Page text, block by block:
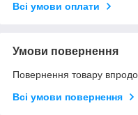
Всі умови оплати
Умови повернення
Повернення товару
Всі умови повернення